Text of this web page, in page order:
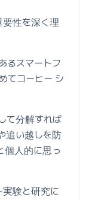
要性を深く理
るスマートフ
てコーヒー シ
て分解すれば
追い越しを防
個人的に思っ
実験と研究に